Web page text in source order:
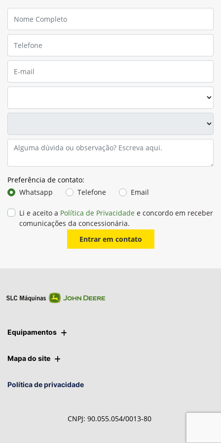
Para solicitar mais informações, por favor, preencha o
formulário abaixo que entraremos em contato.
Preferência de contato:
Whatsapp
Telefone
Política de Privacidadee concordo em receber
Entrar em contato
Equipamentos
Mapa do site
Política de privacidade